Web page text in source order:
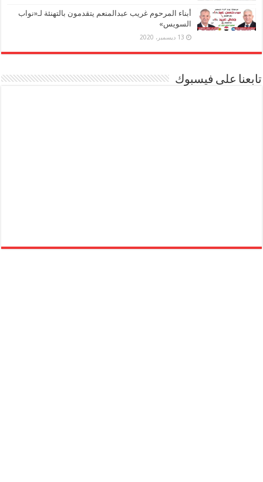
أبناء المرحوم غريب عبدالمنعم يتقدمون بالتهنئة لـ«نواب
السويس»
13 ديسمبر، 2020
تابعنا على فيسبوك